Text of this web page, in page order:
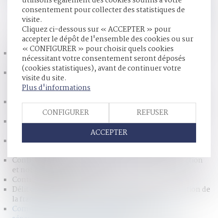
HISTORIQUE
Gestation pour autrui (GPA) : quelles sont les évolutions
du droit ?
Porter plainte pour violences sexuelles en France :
l’épreuve des femmes migrantes, transgenres et
travailleuses du sexe
Réforme des droits de succession : ce que propose la Cour
des comptes
Un partenaire de Pacs peut-il abandonner le domicile
Mieux protéger les enfants victimes de violences
Confiscation d’un bien servant à commettre l’infraction
et notion de libre disposition
Contrat obsèques
Délit de mise à disposition d’instruments de facilitation de
la fraude fiscale : précisions administratives
Comment s'exerce l'autorité parentale des parents
consentement pour collecter des statistiques de
visite.
Cliquez ci-dessous sur « ACCEPTER » pour
accepter le dépôt de l'ensemble des cookies ou sur
« CONFIGURER » pour choisir quels cookies
nécessitant votre consentement seront déposés
(cookies statistiques), avant de continuer votre
visite du site.
Plus d'informations
CONFIGURER
REFUSER
ACCEPTER